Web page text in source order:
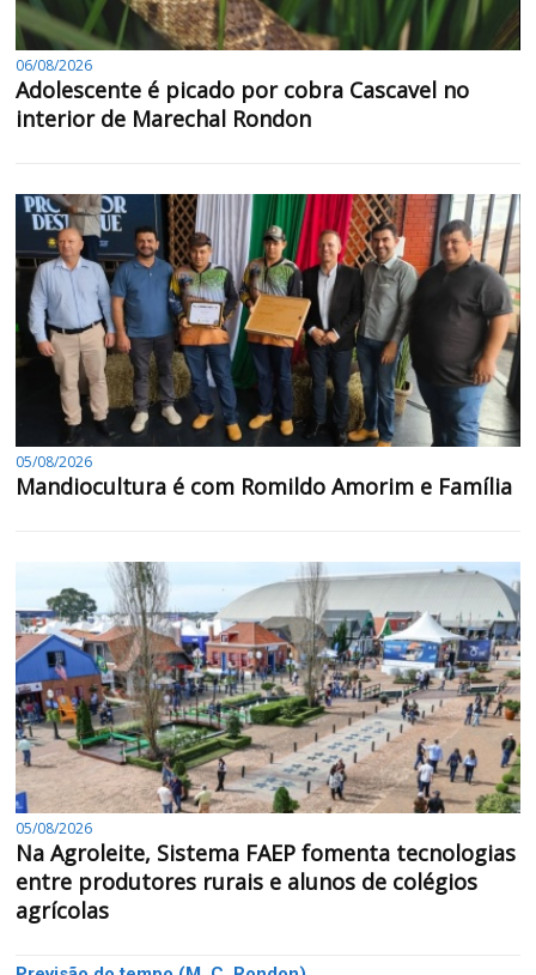
06/08/2026
Adolescente é picado por cobra Cascavel no
interior de Marechal Rondon
05/08/2026
Mandiocultura é com Romildo Amorim e Família
05/08/2026
Na Agroleite, Sistema FAEP fomenta tecnologias
entre produtores rurais e alunos de colégios
agrícolas